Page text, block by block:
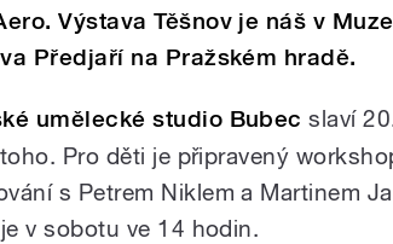
Výstava Těšnov je náš v
Předjaří na Pražském hradě.
umělecké studio Bubec slaví
Pro děti je připravený
s Petrem Niklem a Martinem
v sobotu ve 14 hodin.